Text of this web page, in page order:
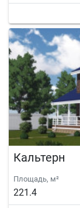
Кальтерн
Площадь, м²
221.4